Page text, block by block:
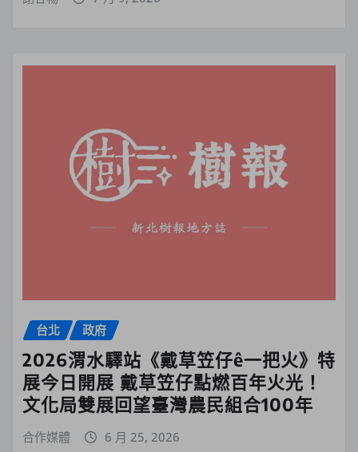
台北 政府
2026渭水驛站《戴草笠仔ê一把火》特
展今日開展 戴草笠仔點燃百年火光！
文化局雙展回望臺灣農民組合100年
合作媒體 6 月 25, 2026